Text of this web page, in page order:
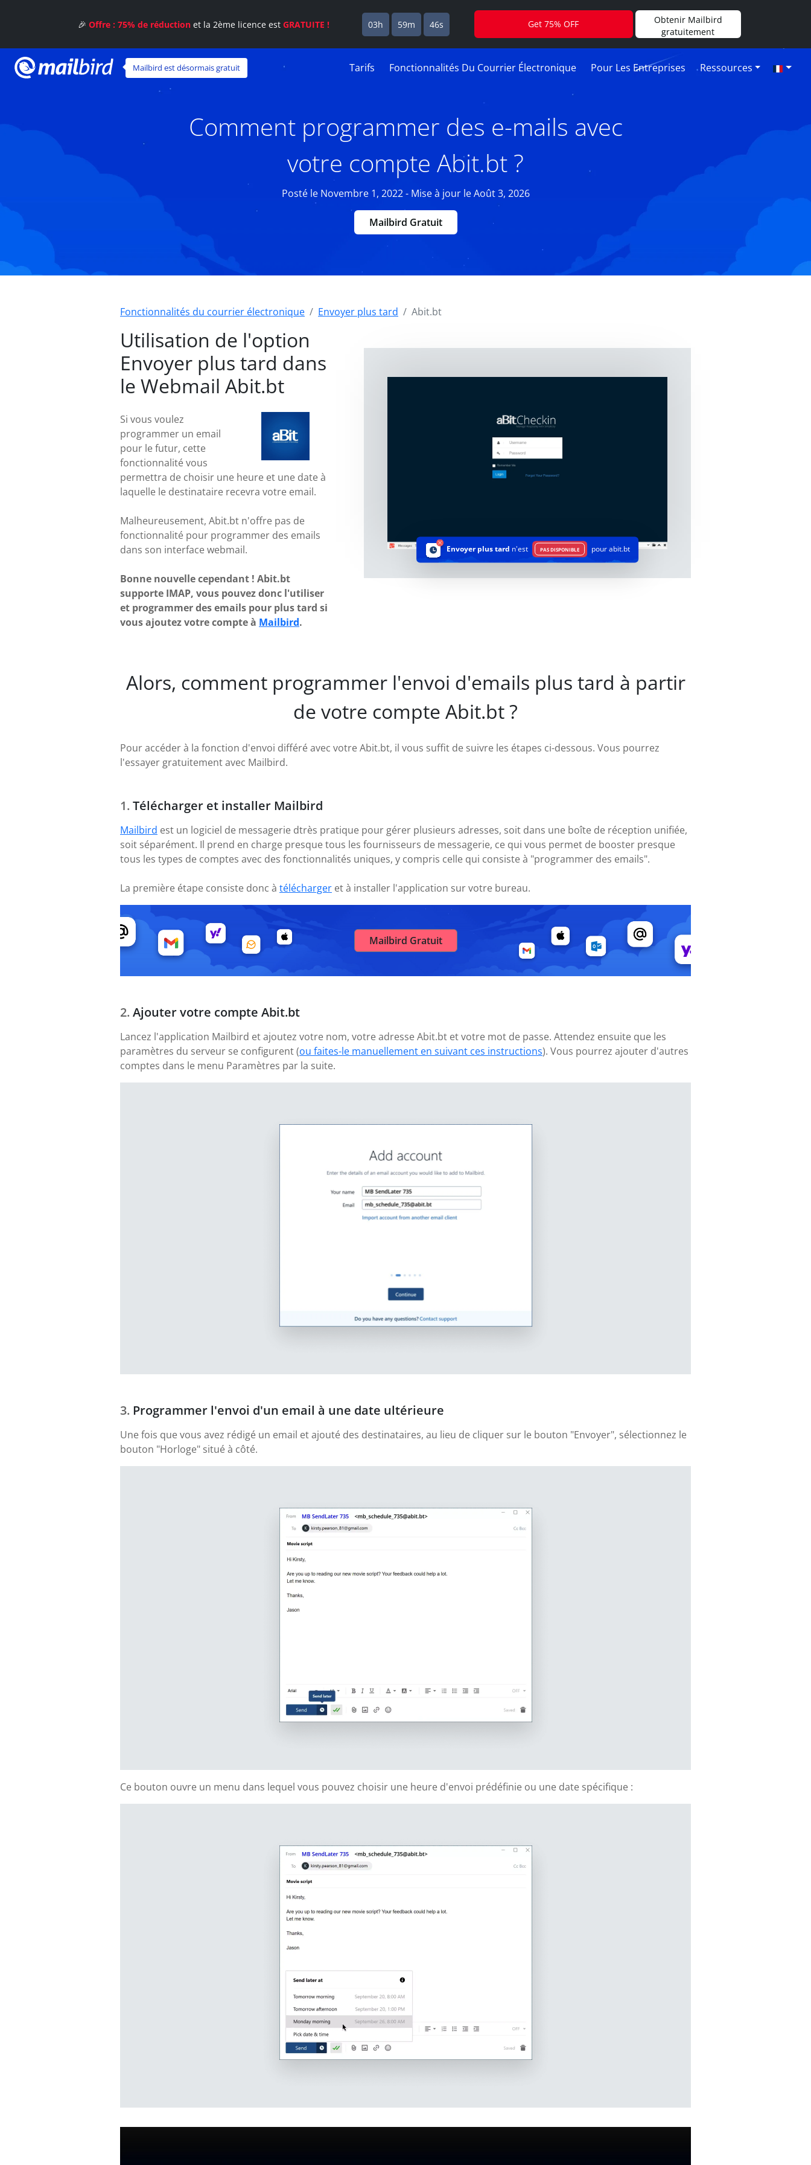
Mailbird est désormais gratuit Tarifs Fonctionnalités Du Courrier Électronique Pour Les Entreprises Ressources
Comment programmer des e-mails avec
votre compte Abit.bt ?
Posté le Novembre 1, 2022 - Mise à jour le Août 3, 2026
Mailbird Gratuit
Fonctionnalités du courrier électronique Envoyer plus tard Abit.bt
Utilisation de l'option
Envoyer plus tard dans
le Webmail Abit.bt
Si vous voulez
programmer un email
pour le futur, cette
fonctionnalité vous
permettra de choisir une heure et une date à
laquelle le destinataire recevra votre email.
Malheureusement, Abit.bt n'offre pas de
fonctionnalité pour programmer des emails
dans son interface webmail.
Bonne nouvelle cependant ! Abit.bt
supporte IMAP, vous pouvez donc l'utiliser
et programmer des emails pour plus tard si
vous ajoutez votre compte à Mailbird.
Envoyer plus tard n'est PAS DISPONIBLE pour abit.bt
Alors, comment programmer l'envoi d'emails plus tard à partir
de votre compte Abit.bt ?
Pour accéder à la fonction d'envoi différé avec votre Abit.bt, il vous suffit de suivre les étapes ci-dessous. Vous pourrez
l'essayer gratuitement avec Mailbird.
Télécharger et installer Mailbird
Mailbird est un logiciel de messagerie dtrès pratique pour gérer plusieurs adresses, soit dans une boîte de réception unifiée,
soit séparément. Il prend en charge presque tous les fournisseurs de messagerie, ce qui vous permet de booster presque
tous les types de comptes avec des fonctionnalités uniques, y compris celle qui consiste à "programmer des emails".
La première étape consiste donc à télécharger et à installer l'application sur votre bureau.
Mailbird Gratuit
Ajouter votre compte Abit.bt
Lancez l'application Mailbird et ajoutez votre nom, votre adresse Abit.bt et votre mot de passe. Attendez ensuite que les
paramètres du serveur se configurent (ou faites-le manuellement en suivant ces instructions). Vous pourrez ajouter d'autres
comptes dans le menu Paramètres par la suite.
Programmer l'envoi d'un email à une date ultérieure
Une fois que vous avez rédigé un email et ajouté des destinataires, au lieu de cliquer sur le bouton "Envoyer", sélectionnez le
bouton "Horloge" situé à côté.
Ce bouton ouvre un menu dans lequel vous pouvez choisir une heure d'envoi prédéfinie ou une date spécifique :
🎉 Offre : 75% de réductionet la 2ème licence est GRATUITE ! 03h 59m 45s Get 75% OFF
Obtenir Mailbird
gratuitement